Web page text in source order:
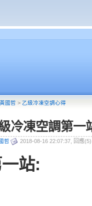
黃國哲 > 乙級冷凍空調心得
冷凍空調第一
哲 2018-08-16 22:07:37, 回應
站: